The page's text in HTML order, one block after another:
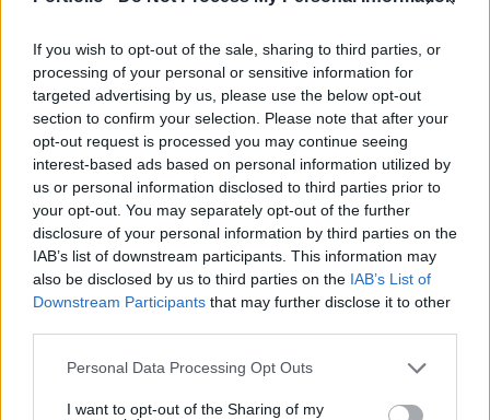
If you wish to opt-out of the sale, sharing to third parties, or
processing of your personal or sensitive information for
targeted advertising by us, please use the below opt-out
section to confirm your selection. Please note that after your
opt-out request is processed you may continue seeing
interest-based ads based on personal information utilized by
us or personal information disclosed to third parties prior to
your opt-out. You may separately opt-out of the further
disclosure of your personal information by third parties on the
IAB’s list of downstream participants. This information may
also be disclosed by us to third parties on the IAB’s List of
Downstream Participants that may further disclose it to other
Personal Data Processing Opt Outs
I want to opt-out of the Sharing of my
koronavírusnak Magyarországon
Portfolio
2020. március 28. 07:09
Újabb magyar állampolgároknál mutatták ki az új
koronavírus-fertőzést (COVID-19), ezzel 343-ra
nőtt a hazánkban beazonosított fertőzöttek száma
és elhunyt egy újabb idős - krónikus
alapbetegségekkel küzdő – beteg.
száma: 343 fő. Közülük 10 iráni, 2 brit, 1 kazah, 1 vietnámi
és 329 magyar állampolgár. A koronavirus.gov.hu